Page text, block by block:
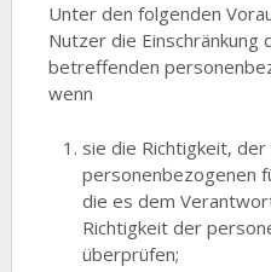
Unter den folgenden
Nutzer die
betreffenden
wenn
sie die Richtigkeit,
personenbezogenen
die es dem
Richtigkeit der
überprüfen;